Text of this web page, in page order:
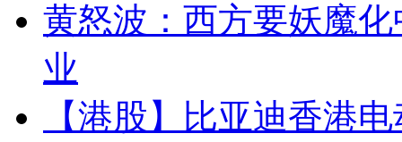
黄怒波：西方要妖魔
业
【港股】
比亚迪香港